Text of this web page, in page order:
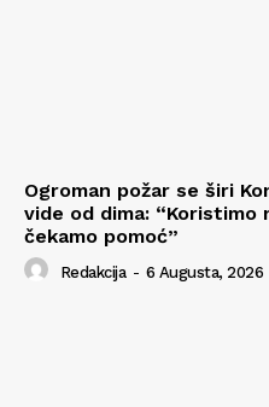
Ogroman požar se širi
vide od dima: “Koristimo
čekamo pomoć”
Redakcija - 6 Augusta, 2026